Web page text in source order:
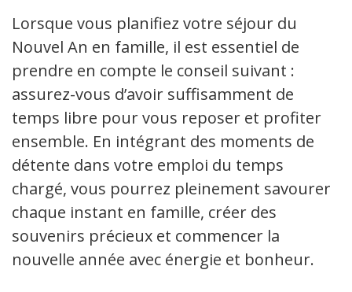
Lorsque vous planifiez votre séjour du
Nouvel An en famille, il est essentiel de
prendre en compte le conseil suivant :
assurez-vous d’avoir suffisamment de
temps libre pour vous reposer et profiter
ensemble. En intégrant des moments de
détente dans votre emploi du temps
chargé, vous pourrez pleinement savourer
chaque instant en famille, créer des
souvenirs précieux et commencer la
nouvelle année avec énergie et bonheur.